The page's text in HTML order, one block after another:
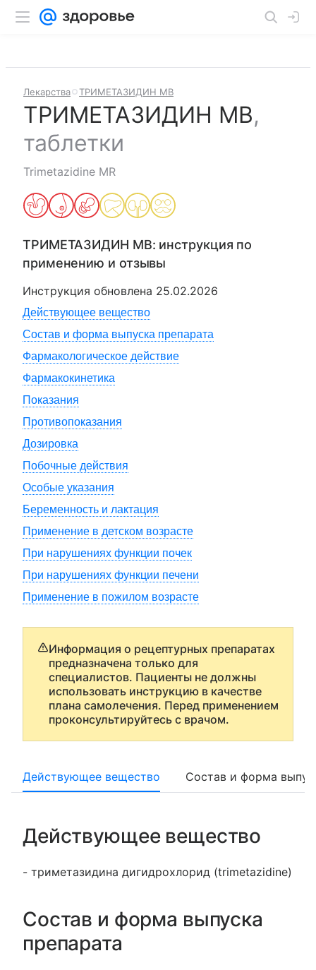
Лекарства ТРИМЕТАЗИДИН МВ
ТРИМЕТАЗИДИН МВ,
таблетки
Trimetazidine MR
ТРИМЕТАЗИДИН МВ: инструкция по
применению и отзывы
Инструкция обновлена 25.02.2026
Действующее вещество
Состав и форма выпуска препарата
Фармакологическое действие
Фармакокинетика
Показания
Противопоказания
Дозировка
Побочные действия
Особые указания
Беременность и лактация
Применение в детском возрасте
При нарушениях функции почек
При нарушениях функции печени
Применение в пожилом возрасте
Информация о рецептурных препаратах
предназначена только для
специалистов. Пациенты не должны
использовать инструкцию в качестве
плана самолечения. Перед применением
проконсультируйтесь с врачом.
Действующее вещество Состав и форма
Действующее вещество
- триметазидина дигидрохлорид (trimetazidine)
Состав и форма выпуска
препарата